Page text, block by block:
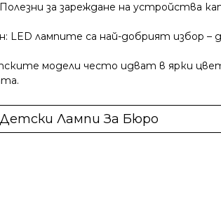
за зареждане на устройства
LED лампите са най-добрият избор –
модели често идват в ярки
Детски Лампи За Бюро